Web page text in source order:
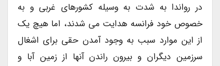
در رواندا به شدت به وسیله کشورهای غربی و به
خصوص خود فرانسه هدایت می شدند، اما هیچ یک
از این موارد سبب به وجود آمدن حقی برای اشغال
سرزمین دیگران و بیرون راندن آنها از زمین آبا و